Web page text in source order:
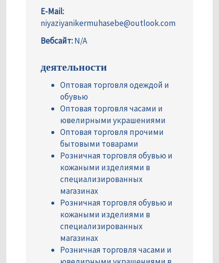
E-Mail:
niyaziyanikermuhasebe@outlook.com
Вебсайт:N/A
деятельности
Оптовая торговля одеждой и
обувью
Оптовая торговля часами и
ювелирными украшениями
Оптовая торговля прочими
бытовыми товарами
Розничная торговля обувью и
кожаными изделиями в
специализированных
магазинах
Розничная торговля обувью и
кожаными изделиями в
специализированных
магазинах
Розничная торговля часами и